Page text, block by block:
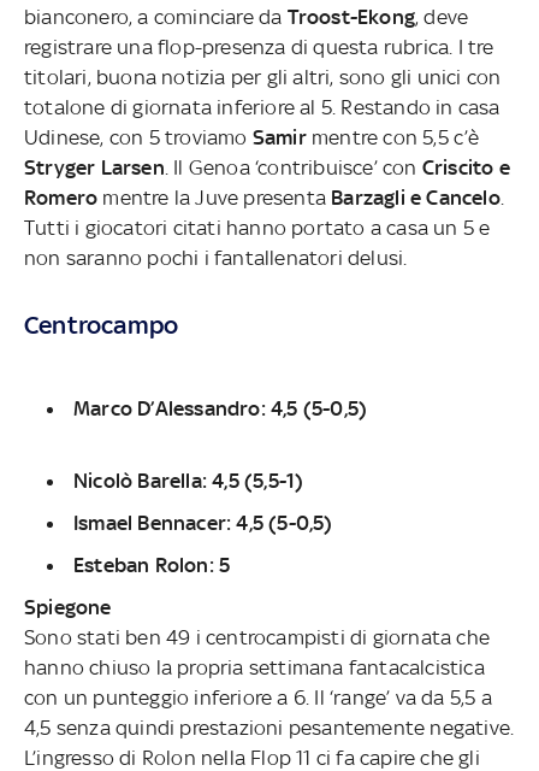
bianconero, a cominciare da Troost-Ekong, deve
registrare una flop-presenza di questa rubrica. I tre
titolari, buona notizia per gli altri, sono gli unici con
totalone di giornata inferiore al 5. Restando in casa
Udinese, con 5 troviamo Samirmentre con 5,5 c’è
Stryger Larsen . Il Genoa ‘contribuisce’ con Criscito e
Romero mentre la Juve presenta Barzagli e Cancelo.
Tutti i giocatori citati hanno portato a casa un 5 e
non saranno pochi i fantallenatori delusi.
Centrocampo
Marco D’Alessandro: 4,5 (5-0,5)
Nicolò Barella: 4,5 (5,5-1)
Ismael Bennacer: 4,5 (5-0,5)
Esteban Rolon: 5
Spiegone
Sono stati ben 49 i centrocampisti di giornata che
hanno chiuso la propria settimana fantacalcistica
con un punteggio inferiore a 6. Il ‘range’ va da 5,5 a
4,5 senza quindi prestazioni pesantemente negative.
L’ingresso di Rolon nella Flop 11 ci fa capire che gli